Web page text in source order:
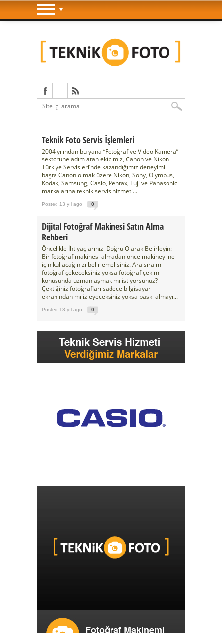
Teknik Foto Servis İşlemleri
2004 yılından bu yana “Fotoğraf ve Video Kamera”
sektörüne adım atan ekibimiz, Canon ve Nikon
Türkiye Servisleri’nde kazandığımız deneyimi
başta Canon olmak üzere Nikon, Sony, Olympus,
Kodak, Samsung, Casio, Pentax, Fuji ve Panasonic
markalarına teknik servis hizmeti...
Posted 13 yıl ago 0
Dijital Fotoğraf Makinesi Satın Alma
Rehberi
Öncelikle İhtiyaçlarınızı Doğru Olarak Belirleyin:
Bir fotoğraf makinesi almadan önce makineyi ne
için kullacağınızı belirlemelisiniz. Ara sıra mı
fotoğraf çekeceksiniz yoksa fotoğraf çekimi
konusunda uzmanlaşmak mı istiyorsunuz?
Çektiğiniz fotoğrafları sadece bilgisayar
ekranından mı izleyeceksiniz yoksa baskı almayı...
Posted 13 yıl ago 0